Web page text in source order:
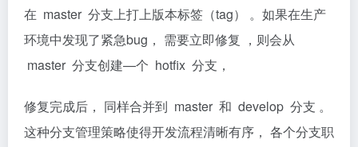
在 master 分支上打上版本标签（tag） 。如果在生产
环境中发现了紧急bug， 需要立即修复 ，则会从
master 分支创建—个 hotﬁx 分支，
修复完成后， 同样合并到 master 和 develop 分支 。
这种分支管理策略使得开发流程清晰有序， 各个分支职